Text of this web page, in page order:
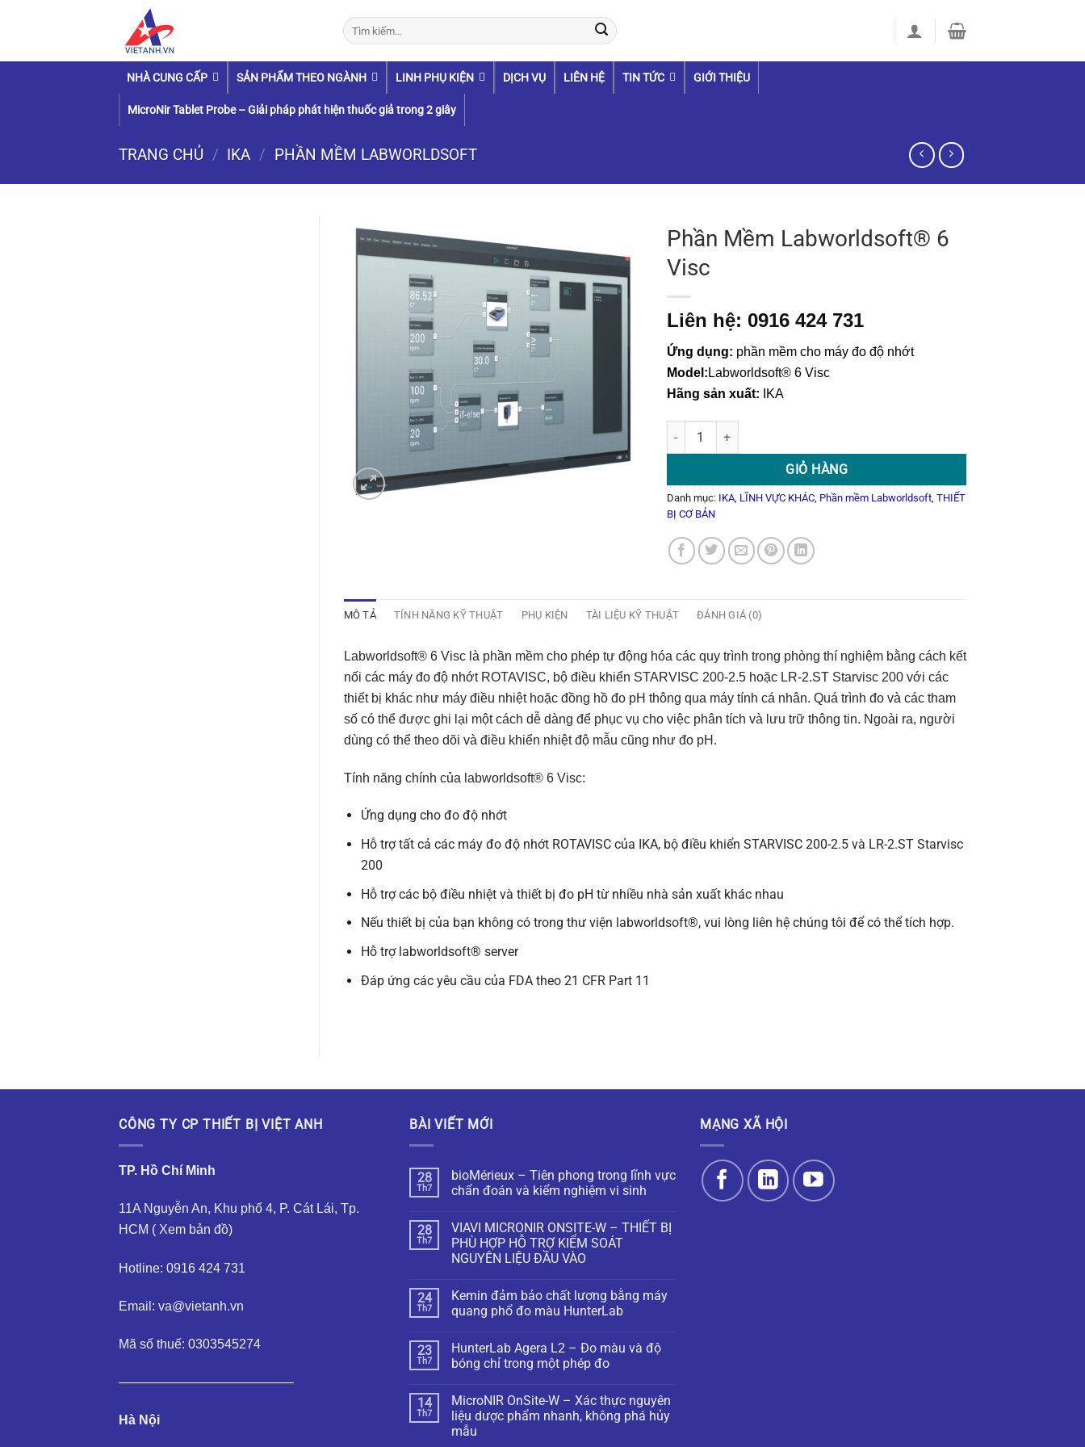
Tìm
kiếm:
NHÀ CUNG CẤP SẢN PHẨM THEO NGÀNH LINH PHỤ KIỆN DỊCH VỤ LIÊN HỆ TIN TỨC GIỚI THIỆU
MicroNir Tablet Probe – Giải pháp phát hiện thuốc giả trong 2 giây
TRANG CHỦ / IKA / PHẦN MỀM LABWORLDSOFT
Phần Mềm Labworldsoft® 6
Visc
Liên hệ: 0916 424 731
Ứng dụng: phần mềm cho máy đo độ nhớt
Model:Labworldsoft® 6 Visc
Hãng sản xuất: IKA
Phần Mềm Labworldsoft® 6 Visc số lượng
GIỎ HÀNG
Danh mục: IKA, LĨNH VỰC KHÁC, Phần mềm Labworldsoft,THIẾT
BỊ CƠ BẢN
MÔ TẢ TÍNH NĂNG KỸ THUẬT PHỤ KIỆN TÀI LIỆU KỸ THUẬT ĐÁNH GIÁ (0)
Labworldsoft® 6 Visc là phần mềm cho phép tự động hóa các quy trình trong phòng thí nghiệm bằng cách kết
nối các máy đo độ nhớt ROTAVISC, bộ điều khiển STARVISC 200-2.5 hoặc LR-2.ST Starvisc 200 với các
thiết bị khác như máy điều nhiệt hoặc đồng hồ đo pH thông qua máy tính cá nhân. Quá trình đo và các tham
số có thể được ghi lại một cách dễ dàng để phục vụ cho việc phân tích và lưu trữ thông tin. Ngoài ra, người
dùng có thể theo dõi và điều khiển nhiệt độ mẫu cũng như đo pH.
Tính năng chính của labworldsoft® 6 Visc:
Ứng dụng cho đo độ nhớt
Hỗ trợ tất cả các máy đo độ nhớt ROTAVISC của IKA, bộ điều khiển STARVISC 200-2.5 và LR-2.ST Starvisc
200
Hỗ trợ các bộ điều nhiệt và thiết bị đo pH từ nhiều nhà sản xuất khác nhau
Nếu thiết bị của bạn không có trong thư viện labworldsoft®, vui lòng liên hệ chúng tôi để có thể tích hợp.
Hỗ trợ labworldsoft® server
Đáp ứng các yêu cầu của FDA theo 21 CFR Part 11
CÔNG TY CP THIẾT BỊ VIỆT ANH
TP. Hồ Chí Minh
11A Nguyễn An, Khu phố 4, P. Cát Lái, Tp.
HCM ( Xem bản đồ)
Hotline: 0916 424 731
Email: va@vietanh.vn
Mã số thuế: 0303545274
—————————————–
Hà Nội
BÀI VIẾT MỚI
28
Th7
bioMérieux – Tiên phong trong lĩnh vực
chẩn đoán và kiểm nghiệm vi sinh
28
Th7
VIAVI MICRONIR ONSITE-W – THIẾT BỊ
PHÙ HỢP HỖ TRỢ KIỂM SOÁT
NGUYÊN LIỆU ĐẦU VÀO
24
Th7
Kemin đảm bảo chất lượng bằng máy
quang phổ đo màu HunterLab
23
Th7
HunterLab Agera L2 – Đo màu và độ
bóng chỉ trong một phép đo
14
Th7
MicroNIR OnSite-W – Xác thực nguyên
liệu dược phẩm nhanh, không phá hủy
mẫu
MẠNG XÃ HỘI